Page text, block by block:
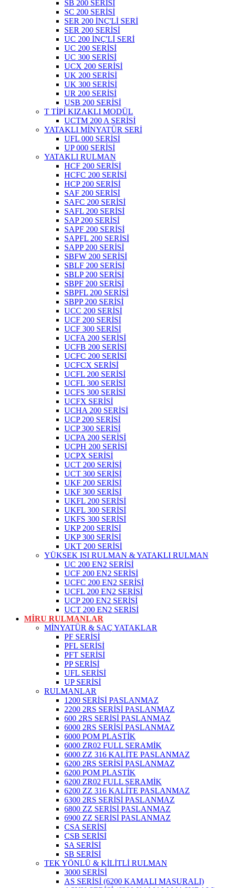
SB 200 SERİSİ
SC 200 SERİSİ
SER 200 İNÇ'Lİ SERİ
SER 200 SERİSİ
UC 200 İNÇ'Lİ SERİ
UC 200 SERİSİ
UC 300 SERİSİ
UCX 200 SERİSİ
UK 200 SERİSİ
UK 300 SERİSİ
UR 200 SERİSİ
USB 200 SERİSİ
T TİPİ KIZAKLI MODÜL
UCTM 200 A SERİSİ
YATAKLI MİNYATÜR SERİ
UFL 000 SERİSİ
UP 000 SERİSİ
YATAKLI RULMAN
HCF 200 SERİSİ
HCFC 200 SERİSİ
HCP 200 SERİSİ
SAF 200 SERİSİ
SAFC 200 SERİSİ
SAFL 200 SERİSİ
SAP 200 SERİSİ
SAPF 200 SERİSİ
SAPFL 200 SERİSİ
SAPP 200 SERİSİ
SBFW 200 SERİSİ
SBLF 200 SERİSİ
SBLP 200 SERİSİ
SBPF 200 SERİSİ
SBPFL 200 SERİSİ
SBPP 200 SERİSİ
UCC 200 SERİSİ
UCF 200 SERİSİ
UCF 300 SERİSİ
UCFA 200 SERİSİ
UCFB 200 SERİSİ
UCFC 200 SERİSİ
UCFCX SERİSİ
UCFL 200 SERİSİ
UCFL 300 SERİSİ
UCFS 300 SERİSİ
UCFX SERİSİ
UCHA 200 SERİSİ
UCP 200 SERİSİ
UCP 300 SERİSİ
UCPA 200 SERİSİ
UCPH 200 SERİSİ
UCPX SERİSİ
UCT 200 SERİSİ
UCT 300 SERİSİ
UKF 200 SERİSİ
UKF 300 SERİSİ
UKFL 200 SERİSİ
UKFL 300 SERİSİ
UKFS 300 SERİSİ
UKP 200 SERİSİ
UKP 300 SERİSİ
UKT 200 SERİSİ
YÜKSEK ISI RULMAN & YATAKLI RULMAN
UC 200 EN2 SERİSİ
UCF 200 EN2 SERİSİ
UCFC 200 EN2 SERİSİ
UCFL 200 EN2 SERİSİ
UCP 200 EN2 SERİSİ
UCT 200 EN2 SERİSİ
MİRU RULMANLAR
MİNYATÜR & SAÇ YATAKLAR
PF SERİSİ
PFL SERİSİ
PFT SERİSİ
PP SERİSİ
UFL SERİSİ
UP SERİSİ
RULMANLAR
1200 SERİSİ PASLANMAZ
2200 2RS SERİSİ PASLANMAZ
600 2RS SERİSİ PASLANMAZ
6000 2RS SERİSİ PASLANMAZ
6000 POM PLASTİK
6000 ZR02 FULL SERAMİK
6000 ZZ 316 KALİTE PASLANMAZ
6200 2RS SERİSİ PASLANMAZ
6200 POM PLASTİK
6200 ZR02 FULL SERAMİK
6200 ZZ 316 KALİTE PASLANMAZ
6300 2RS SERİSİ PASLANMAZ
6800 ZZ SERİSİ PASLANMAZ
6900 ZZ SERİSİ PASLANMAZ
CSA SERİSİ
CSB SERİSİ
SA SERİSİ
SB SERİSİ
TEK YÖNLÜ & KİLİTLİ RULMAN
3000 SERİSİ
AS SERİSİ (6200 KAMALI MASURALI)